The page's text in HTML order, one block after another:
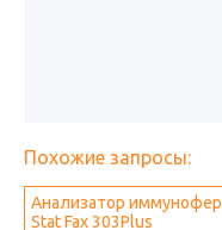
Похожие запросы:
Анализатор
Stat Fax 303Plus